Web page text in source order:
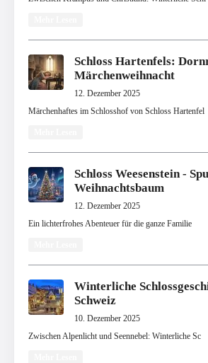
Schloss Hartenfels:
Märchenweihnacht
12. Dezember 2025
Märchenhaftes im Schlosshof von Schloss Hartenfel
Schloss Weesenstein -
Weihnachtsbaum
12. Dezember 2025
Ein lichterfrohes Abenteuer für die ganze Familie
Winterliche
Schweiz
10. Dezember 2025
Zwischen Alpenlicht und Seennebel: Winterliche Sc